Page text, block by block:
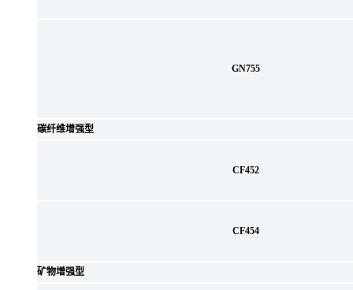
GN755
碳纤维增强型
CF452
CF454
矿物增强型